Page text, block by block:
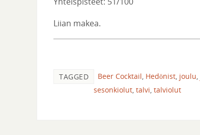
Liian makea.
TAGGED Beer Cocktail, Hedönist, joulu,
sesonkiolut, talvi, talviolut